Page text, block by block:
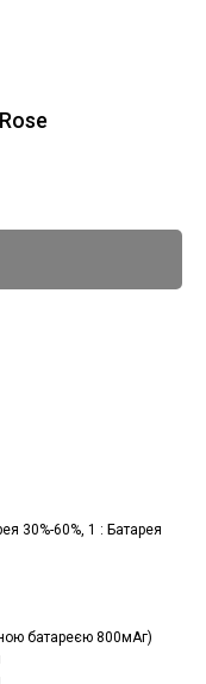
30%-60%, 1 : Батарея
батареєю 800мАг)